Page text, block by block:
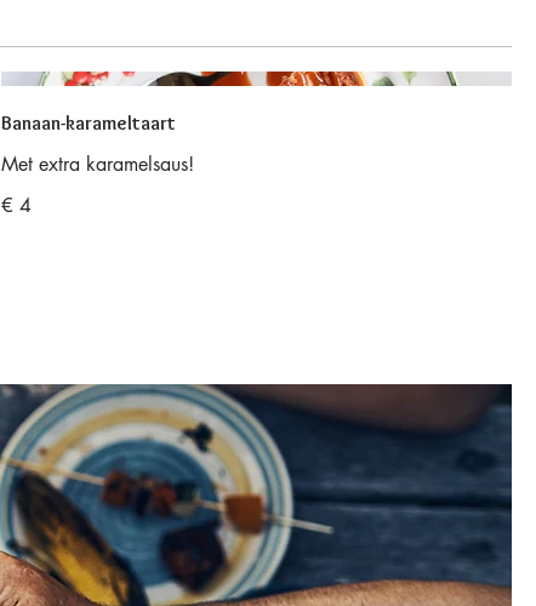
Banaan-karameltaart
Met extra karamelsaus!
€ 4